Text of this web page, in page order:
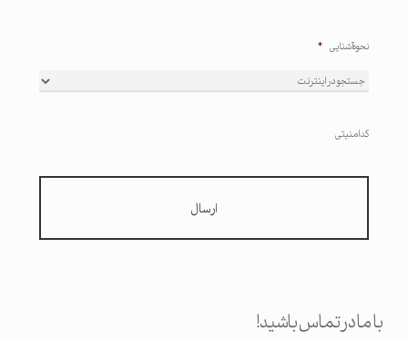
نحوه آشنایی *
کد امنیتی
با ما در تماس باشید!